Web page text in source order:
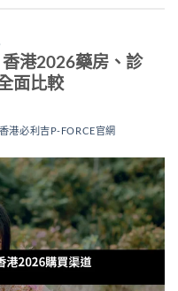
港2026藥房、診
面比較
香港必利吉P-FORCE官網